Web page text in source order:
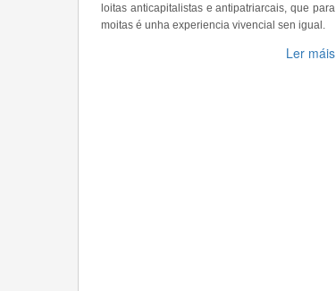
loitas anticapitalistas e antipatriarcais, que para
moitas é unha experiencia vivencial sen igual.
Ler máis